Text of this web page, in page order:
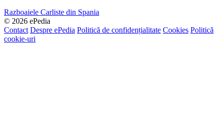
Razboaiele Carliste din Spania
© 2026 ePedia
Contact Despre ePedia Politică de confidențialitate Cookies Politică
cookie-uri